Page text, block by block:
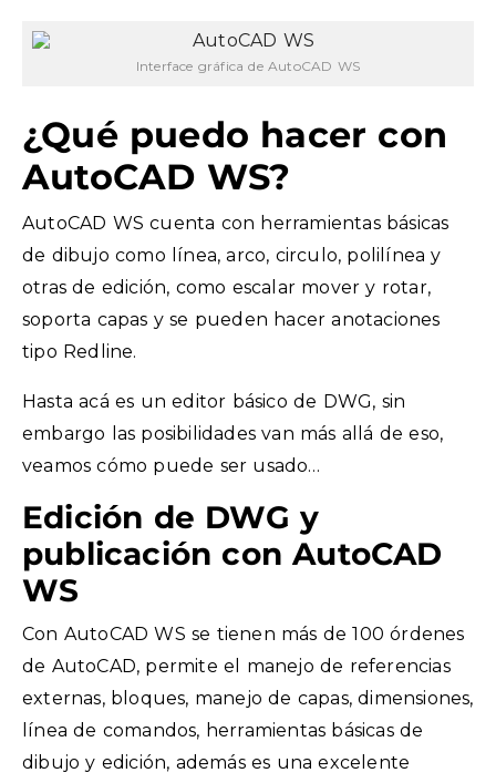
Interface gráfica de AutoCAD WS
¿Qué puedo hacer con
AutoCAD WS?
AutoCAD WS cuenta con herramientas básicas
de dibujo como línea, arco, circulo, polilínea y
otras de edición, como escalar mover y rotar,
soporta capas y se pueden hacer anotaciones
tipo Redline.
Hasta acá es un editor básico de DWG, sin
embargo las posibilidades van más allá de eso,
veamos cómo puede ser usado…
Edición de DWG y
publicación con AutoCAD
WS
Con AutoCAD WS se tienen más de 100 órdenes
de AutoCAD, permite el manejo de referencias
externas, bloques, manejo de capas, dimensiones,
línea de comandos, herramientas básicas de
dibujo y edición, además es una excelente